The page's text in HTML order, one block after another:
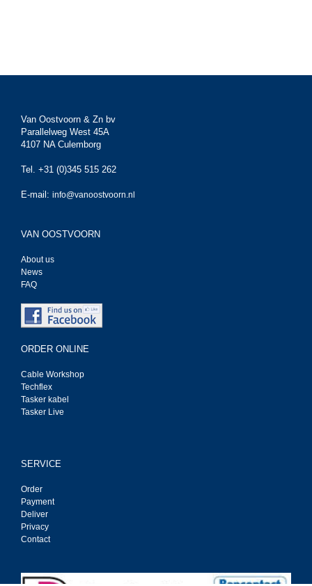
Van Oostvoorn & Zn bv
Parallelweg West 45A
4107 NA Culemborg
Tel. +31 (0)345 515 262
E-mail: info@vanoostvoorn.nl
VAN OOSTVOORN
About us
News
FAQ
ORDER ONLINE
Cable Workshop
Techflex
Tasker kabel
Tasker Live
SERVICE
Order
Payment
Deliver
Privacy
Contact